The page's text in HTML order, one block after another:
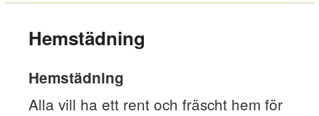
Hemstädning
Hemstädning
Alla vill ha ett rent och fräscht hem för